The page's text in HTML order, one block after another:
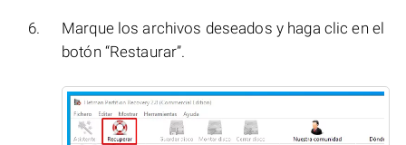
Marque los archivos deseados y haga clic en el
botón “Restaurar”.